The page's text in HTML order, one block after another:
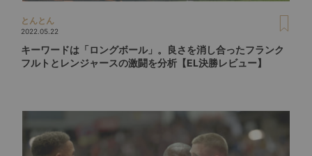
とんとん
2022.05.22
キーワードは「ロングボール」。良さを消し合ったフランク
フルトとレンジャースの激闘を分析【EL決勝レビュー】